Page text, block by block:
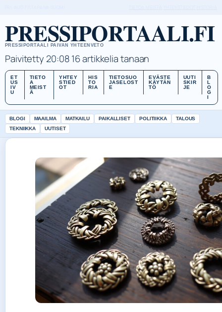
PRESSIPORTAALI.FI
PRESSIPORTAALI PAIVAN YHTEENVETO
Paivitetty 20:0816 artikkelia tanaan
ET
US
IV
U
TIETO
A
MEIST
Ä
YHTEY
STIED
OT
HIS
TO
RIA
TIETOSUO
JASELOST
E
EVÄSTE
KÄYTÄN
TÖ
UUTI
SKIR
JE
B
L
O
G
I
BLOGI MAAILMA MATKAILU PAIKALLISET POLITIIKKA
TALOUS
TEKNIIKKA
UUTISET